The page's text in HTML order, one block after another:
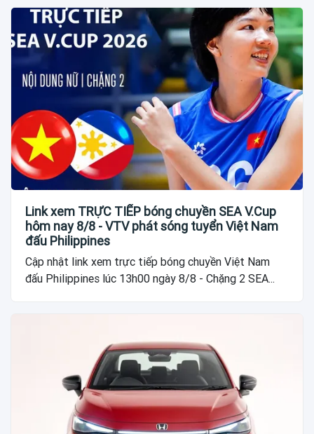
Link xem TRỰC TIẾP bóng chuyền SEA V.Cup
hôm nay 8/8 - VTV phát sóng tuyển Việt Nam
đấu Philippines
Cập nhật link xem trực tiếp bóng chuyền Việt Nam
đấu Philippines lúc 13h00 ngày 8/8 - Chặng 2 SEA...